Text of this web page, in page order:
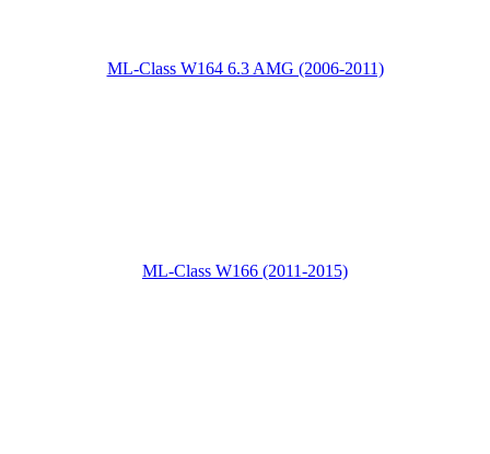
ML-Class W164 6.3 AMG (2006-2011)
ML-Class W166 (2011-2015)